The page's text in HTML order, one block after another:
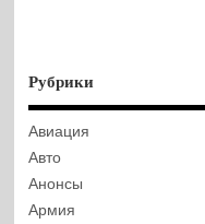
Рубрики
Авиация
Авто
Анонсы
Армия